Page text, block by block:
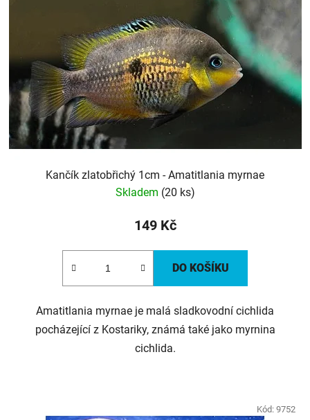
Kančík zlatobřichý 1cm - Amatitlania myrnae
Skladem (20 ks)
149 Kč
DO KOŠÍKU
Amatitlania myrnae je malá sladkovodní cichlida
pocházející z Kostariky, známá také jako myrnina
cichlida.
Kód: 9752